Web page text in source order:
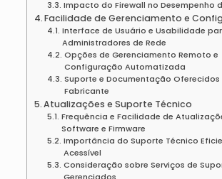
Impacto do Firewall no Desempenho
Facilidade de Gerenciamento e
Interface de Usuário e Usabilidade
Administradores de Rede
Opções de Gerenciamento Remoto e
Configuração Automatizada
Suporte e Documentação Oferecidos
Fabricante
Atualizações e Suporte Técnico
Frequência e Facilidade de
Software e Firmware
Importância do Suporte Técnico
Acessível
Consideração sobre Serviços de